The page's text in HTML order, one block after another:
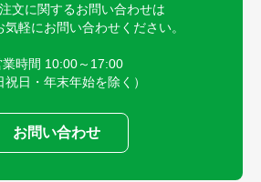
文に関するお問い合わせは
気軽にお問い合わせください。
業時間 10:00～17:00
祝日・年末年始を除く）
お問い合わせ